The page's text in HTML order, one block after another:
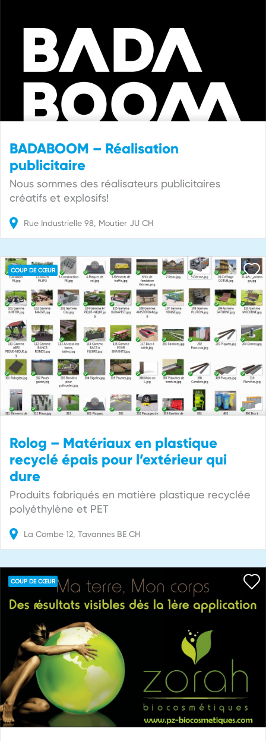
BADABOOM – Réalisation
publicitaire
Nous sommes des réalisateurs publicitaires
créatifs et explosifs!
Rue Industrielle 98 Moutier JU CH
COUP DE CŒUR
Rolog – Matériaux en plastique
recyclé épais pour l’extérieur qui
dure
Produits fabriqués en matière plastique recyclée
polyéthylène et PET
La Combe 12 Tavannes BE CH
COUP DE CŒUR